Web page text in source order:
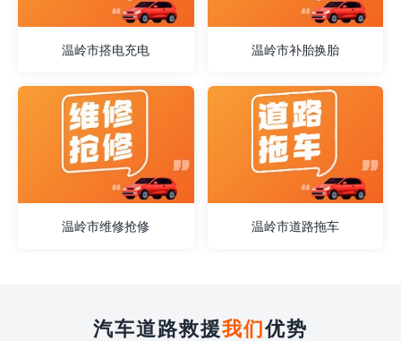
温岭市搭电充电 温岭市补胎换胎
温岭市维修抢修 温岭市道路拖车
汽车道路救援我们优势